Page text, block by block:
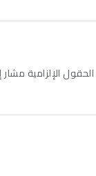
الحقول الإلزامية مشار